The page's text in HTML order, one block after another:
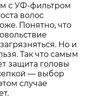
с УФ-фильтром
волос
Понятно, что
Но и
Так что самым
защита головы
— выбор
случае